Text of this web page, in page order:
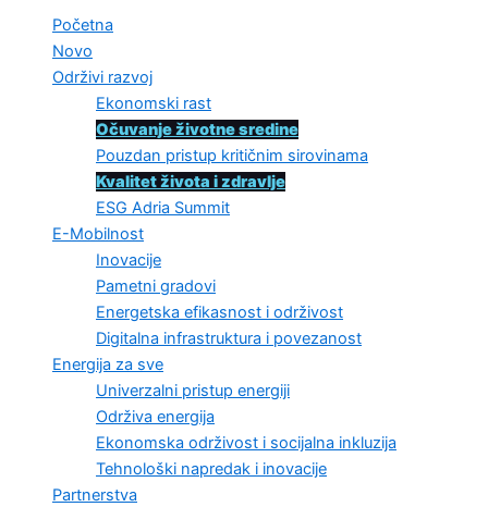
Početna
Novo
Održivi razvoj
Ekonomski rast
Očuvanje životne sredine
Pouzdan pristup kritičnim sirovinama
Kvalitet života i zdravlje
ESG Adria Summit
E-Mobilnost
Inovacije
Pametni gradovi
Energetska efikasnost i održivost
Digitalna infrastruktura i povezanost
Energija za sve
Univerzalni pristup energiji
Održiva energija
Ekonomska održivost i socijalna inkluzija
Tehnološki napredak i inovacije
Partnerstva